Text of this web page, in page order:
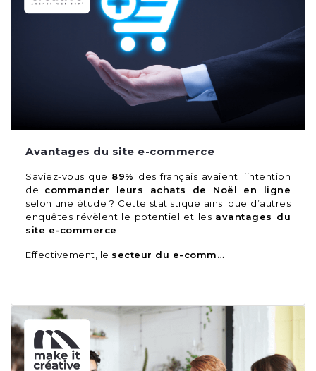
Avantages du site e-commerce
Saviez-vous que 89% des français avaient l’intention
de commander leurs achats de Noël en ligne
selon une étude ? Cette statistique ainsi que d’autres
enquêtes révèlent le potentiel et les avantages du
site e-commerce
Effectivement, le secteur du e-comm…